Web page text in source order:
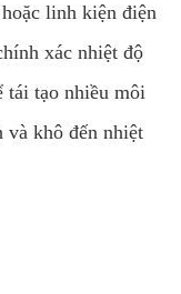
linh kiện điện
xác nhiệt độ
tái tạo nhiều môi
khô đến nhiệt